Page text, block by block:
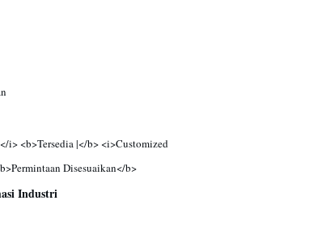
i> <b>Tersedia |</b> <i>Customized
Disesuaikan</b>
Industri